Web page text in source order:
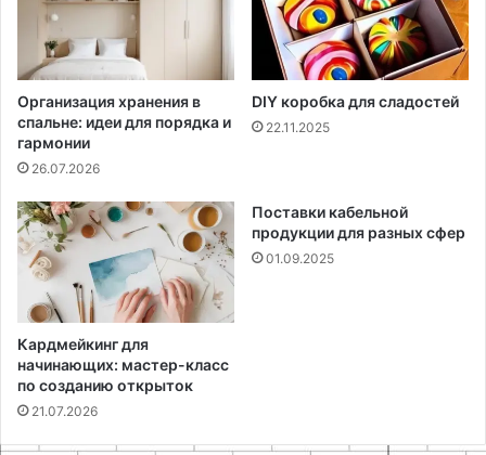
Организация хранения в
спальне: идеи для порядка и
гармонии
26.07.2026
DIY коробка для сладостей
22.11.2025
Кардмейкинг для
начинающих: мастер-класс
по созданию открыток
21.07.2026
Поставки кабельной
продукции для разных сфер
01.09.2025